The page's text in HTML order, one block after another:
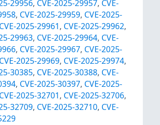
29956, CVE-2025-29957, CVE-
, CVE-2025-29959, CVE-2025-
CVE-2025-29961, CVE-2025-29962,
29963, CVE-2025-29964, CVE-
, CVE-2025-29967, CVE-2025-
CVE-2025-29969, CVE-2025-29974,
30385, CVE-2025-30388, CVE-
, CVE-2025-30397, CVE-2025-
CVE-2025-32701, CVE-2025-32706,
32709, CVE-2025-32710, CVE-